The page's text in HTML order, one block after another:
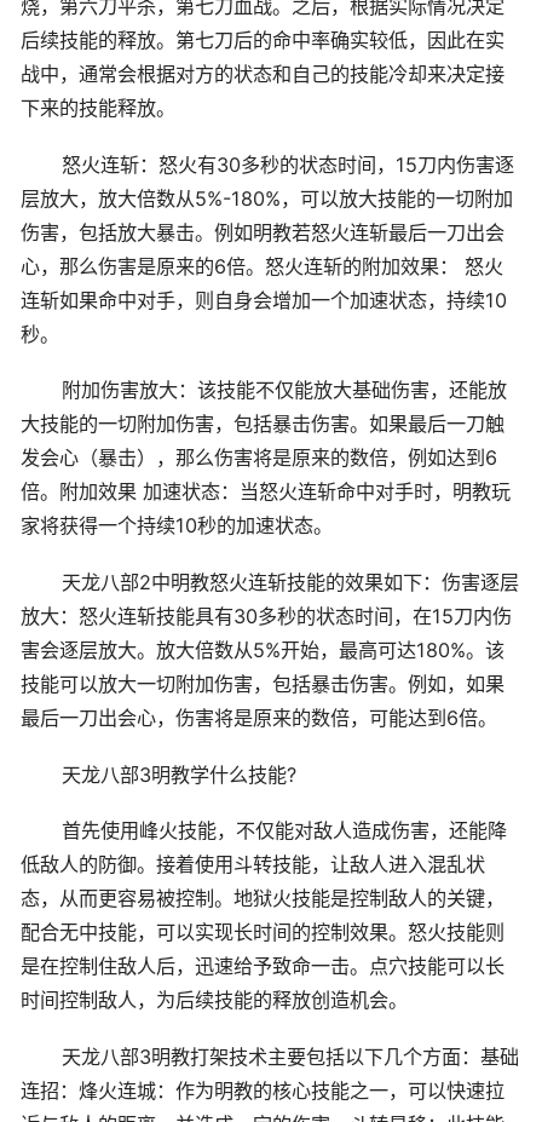
烧，第六刀平杀，第七刀血战。之后，根据实际情况决定
后续技能的释放。第七刀后的命中率确实较低，因此在实
战中，通常会根据对方的状态和自己的技能冷却来决定接
下来的技能释放。
怒火连斩：怒火有30多秒的状态时间，15刀内伤害逐
层放大，放大倍数从5%-180%，可以放大技能的一切附加
伤害，包括放大暴击。例如明教若怒火连斩最后一刀出会
心，那么伤害是原来的6倍。怒火连斩的附加效果： 怒火
连斩如果命中对手，则自身会增加一个加速状态，持续10
秒。
附加伤害放大：该技能不仅能放大基础伤害，还能放
大技能的一切附加伤害，包括暴击伤害。如果最后一刀触
发会心（暴击），那么伤害将是原来的数倍，例如达到6
倍。附加效果 加速状态：当怒火连斩命中对手时，明教玩
家将获得一个持续10秒的加速状态。
天龙八部2中明教怒火连斩技能的效果如下：伤害逐层
放大：怒火连斩技能具有30多秒的状态时间，在15刀内伤
害会逐层放大。放大倍数从5%开始，最高可达180%。该
技能可以放大一切附加伤害，包括暴击伤害。例如，如果
最后一刀出会心，伤害将是原来的数倍，可能达到6倍。
天龙八部3明教学什么技能?
首先使用峰火技能，不仅能对敌人造成伤害，还能降
低敌人的防御。接着使用斗转技能，让敌人进入混乱状
态，从而更容易被控制。地狱火技能是控制敌人的关键，
配合无中技能，可以实现长时间的控制效果。怒火技能则
是在控制住敌人后，迅速给予致命一击。点穴技能可以长
时间控制敌人，为后续技能的释放创造机会。
天龙八部3明教打架技术主要包括以下几个方面：基础
连招：烽火连城：作为明教的核心技能之一，可以快速拉